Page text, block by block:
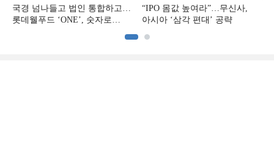
국경 넘나들고 법인 통합하고…
롯데웰푸드 ‘ONE’, 숫자로
“IPO 몸값 높여라”…무신사,
아시아 ‘삼각 편대’ 공략